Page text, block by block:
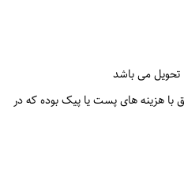
تحویل می باشد
با هزینه های پست یا پیک بوده که در